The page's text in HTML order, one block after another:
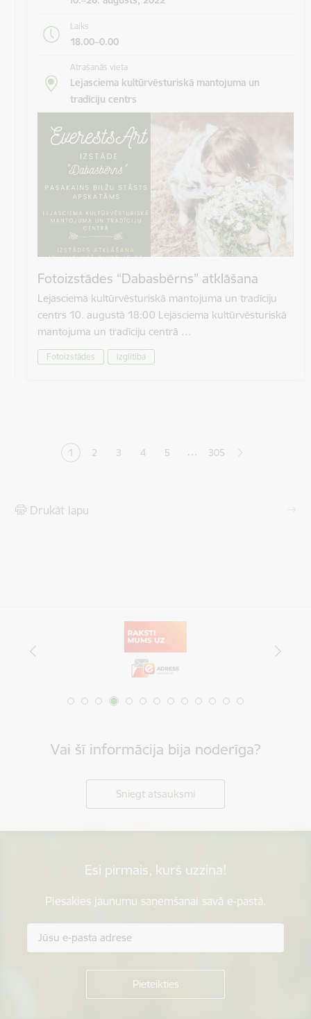
Laiks
18.00–0.00
Atrašanās vieta
Lejasciema kultūrvēsturiskā mantojuma un
tradīciju centrs
Fotoizstādes “Dabasbērns” atklāšana
Lejasciema kultūrvēsturiskā mantojuma un tradīciju
centrs 10. augustā 18:00 Lejasciema kultūrvēsturiskā
mantojuma un tradīciju centrā …
Fotoizstādes Izglītība
Pašreizējā lapa
1 Lapa
2 Lapa
3 Lapa
4 Lapa
5 … 305
Drukāt lapu
Vai šī informācija bija noderīga?
Sniegt atsauksmi
Esi pirmais, kurš uzzina!
Piesakies jaunumu saņemšanai savā e-pastā.